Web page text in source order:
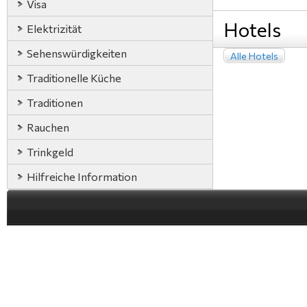
Visa
Elektrizität
Sehenswürdigkeiten
Traditionelle Küche
Traditionen
Rauchen
Trinkgeld
Hilfreiche Information
Hotels
Alle Hotels